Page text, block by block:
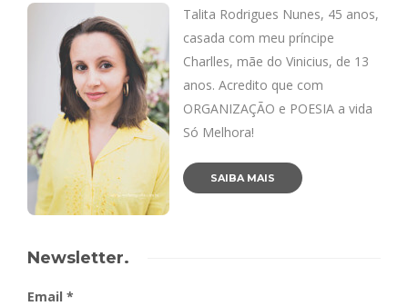
Talita Rodrigues Nunes, 45 anos,
casada com meu príncipe
Charlles, mãe do Vinicius, de 13
anos. Acredito que com
ORGANIZAÇÃO e POESIA a vida
Só Melhora!
SAIBA MAIS
Newsletter.
Email *